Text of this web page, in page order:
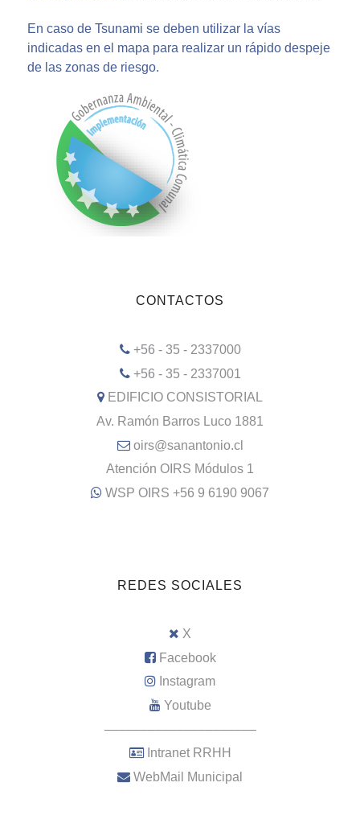
En caso de Tsunami se deben utilizar la vías
indicadas en el mapa para realizar un rápido despeje
de las zonas de riesgo.
CONTACTOS
+56 - 35 - 2337000
+56 - 35 - 2337001
EDIFICIO CONSISTORIAL
Av. Ramón Barros Luco 1881
oirs@sanantonio.cl
Atención OIRS Módulos 1
WSP OIRS +56 9 6190 9067
REDES SOCIALES
X
Facebook
Instagram
Youtube
–––––––––––––––––––––
Intranet RRHH
WebMail Municipal